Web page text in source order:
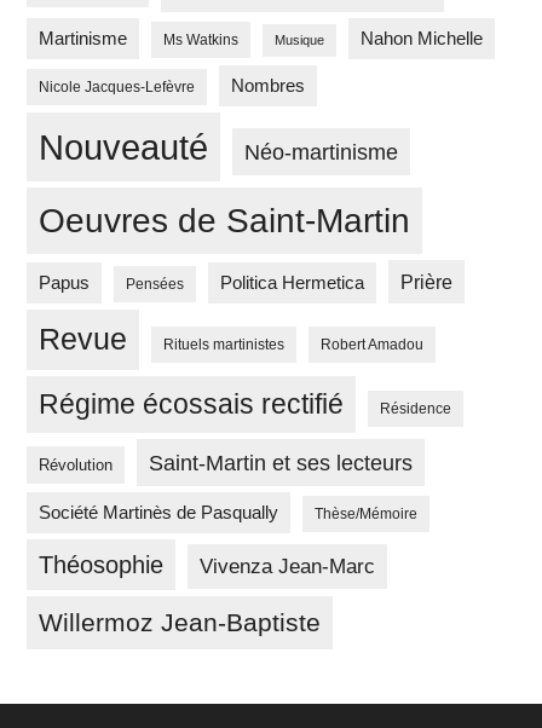
Martinisme Ms Watkins Musique Nahon Michelle
Nicole Jacques-Lefèvre Nombres
Nouveauté Néo-martinisme
Oeuvres de Saint-Martin
Papus Pensées Politica Hermetica Prière
Revue Rituels martinistes Robert Amadou
Régime écossais rectifié Résidence
Révolution Saint-Martin et ses lecteurs
Société Martinès de Pasqually Thèse/Mémoire
Théosophie Vivenza Jean-Marc
Willermoz Jean-Baptiste